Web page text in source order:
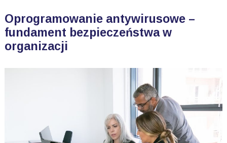
Oprogramowanie antywirusowe –
fundament bezpieczeństwa w
organizacji